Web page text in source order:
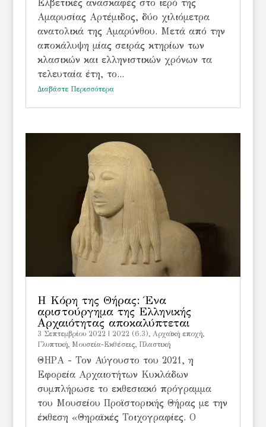
Ελβετικές ανασκαφές στο ιερό της
Αμαρυσίας Αρτέμιδος, δύο χιλιόμετρα
ανατολικά της Αμαρύνθου. Μετά από την
αποκάλυψη μίας σειράς κτηρίων των
κλασικών και ελληνιστικών χρόνων τα
τελευταία έτη, το...
Διαβάστε Περισσότερα
Η Κόρη της Θήρας: Ένα
αριστούργημα της Ελληνικής
Αρχαιότητας αποκαλύπτεται
3 Σεπτεμβρίου 2022 | 2022 (6.3), Αρχαϊκή εποχή,
Γλυπτική, Μουσεία-Εκθέσεις, Πλαστική
ΘΗΡΑ - Τον Αύγουστο του 2021, η
Εφορεία Αρχαιοτήτων Κυκλάδων
συμπλήρωσε το εκθεσιακό πρόγραμμα
του Μουσείου Προϊστορικής Θήρας με την
έκθεση «Θηραϊκές Τοιχογραφίες. Ο